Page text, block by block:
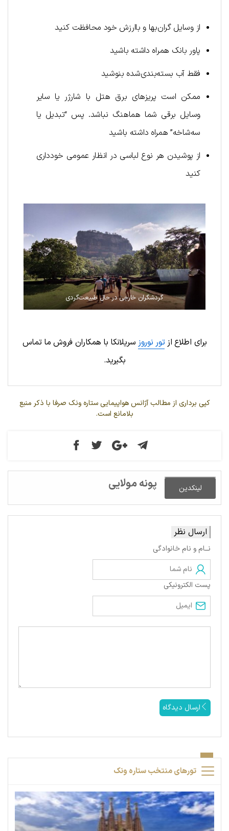
از وسایل گران‌بها و باارزش خود محافظت کنید
پاور بانک همراه داشته باشید
فقط آب بسته‌بندی‌شده بنوشید
ممکن است پریزهای برق هتل با شارژر یا سایر
وسایل برقی شما هماهنگ نباشد. پس “تبدیل یا
سه‌شاخه” همراه داشته باشید
از پوشیدن هر نوع لباسی در انظار عمومی خودداری
کنید
گردشگران خارجی در حال طبیعت‌گردی
برای اطلاع ازتور نوروز سریلانکا با همکاران فروش ما تماس
بگیرید.
کپی برداری از مطالب آژانس هواپیمایی ستاره ونک صرفا با ذکر منبع
بلامانع است.
لینکدین پونه مولایی
ارسال نظر
نــام و نام خانوادگی
پست الکترونیکی
ارسال دیدگاه
تورهای منتخب ستاره ونک